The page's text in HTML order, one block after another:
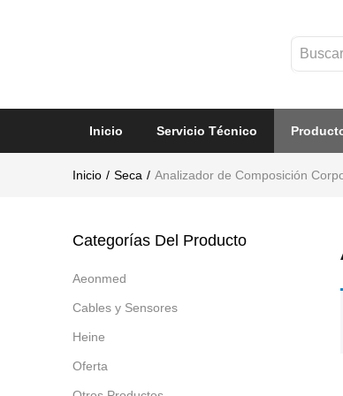
Inicio Servicio Técnico
Inicio Seca Analizador de Composición
Categorías Del Producto
Aeonmed
Cables y Sensores
Heine
Oferta